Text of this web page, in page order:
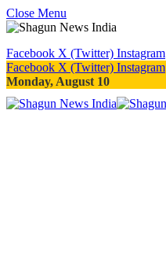
Close Menu
Facebook X (Twitter) Instagram
Facebook X (Twitter) Instagram
Monday, August 10